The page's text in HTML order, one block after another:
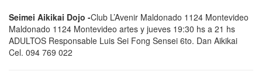
Seimei Aikikai Dojo -Club L’Avenir Maldonado 1124 Montevideo
Maldonado 1124 Montevideo artes y jueves 19:30 hs a 21 hs
ADULTOS Responsable Luis Sei Fong Sensei 6to. Dan Aikikai
Cel. 094 769 022